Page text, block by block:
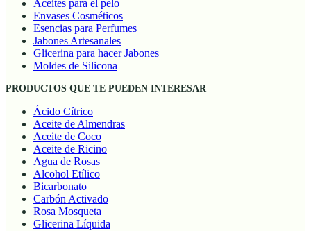
Aceites para el pelo
Envases Cosméticos
Esencias para Perfumes
Jabones Artesanales
Glicerina para hacer Jabones
Moldes de Silicona
PRODUCTOS QUE TE PUEDEN INTERESAR
Ácido Cítrico
Aceite de Almendras
Aceite de Coco
Aceite de Ricino
Agua de Rosas
Alcohol Etílico
Bicarbonato
Carbón Activado
Rosa Mosqueta
Glicerina Líquida